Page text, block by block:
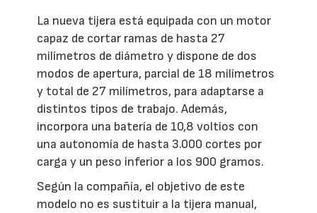
La nueva tijera está equipada con un motor
capaz de cortar ramas de hasta 27
milímetros de diámetro y dispone de dos
modos de apertura, parcial de 18 milímetros
y total de 27 milímetros, para adaptarse a
distintos tipos de trabajo. Además,
incorpora una batería de 10,8 voltios con
una autonomía de hasta 3.000 cortes por
carga y un peso inferior a los 900 gramos.
Según la compañía, el objetivo de este
modelo no es sustituir a la tijera manual,